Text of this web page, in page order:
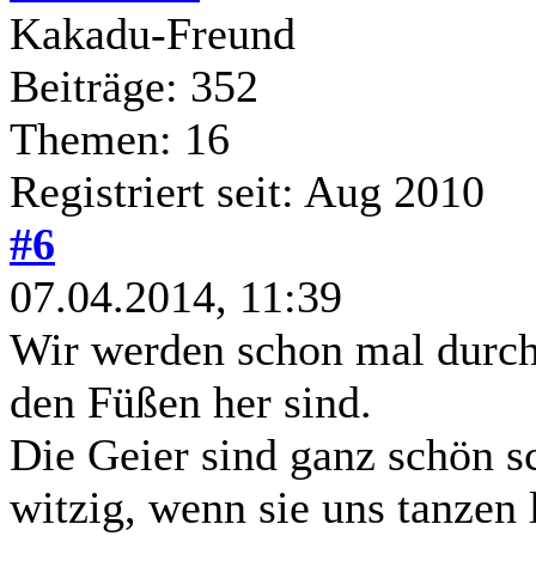
Kakadu-Freund
Beiträge: 352
Themen: 16
Registriert seit: Aug 2010
#6
07.04.2014, 11:39
Wir werden schon mal
den Füßen her sind.
Die Geier sind ganz schön
witzig, wenn sie uns tanzen